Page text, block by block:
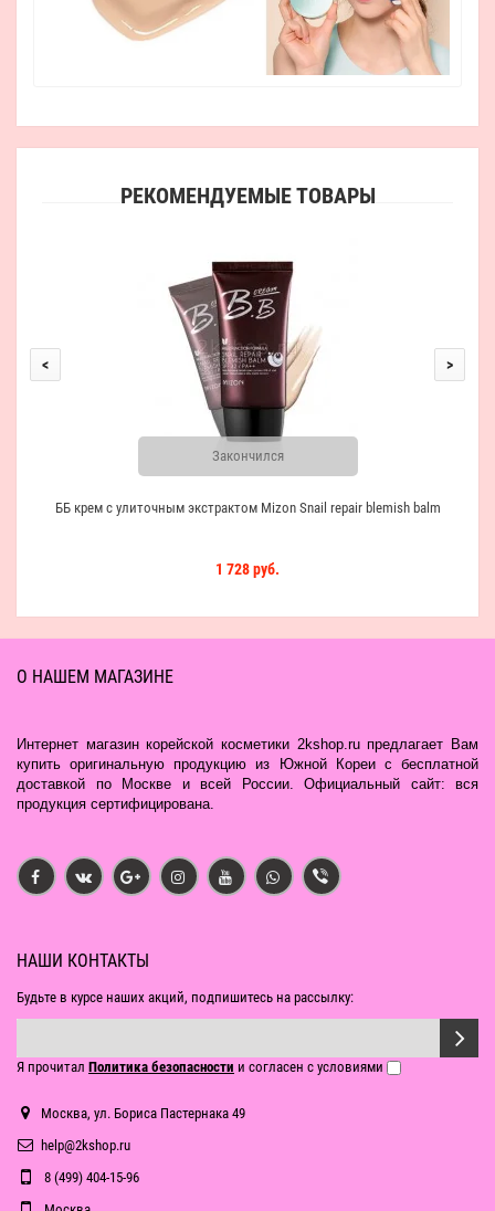
РЕКОМЕНДУЕМЫЕ ТОВАРЫ
Закончился
ББ крем с улиточным экстрактом Mizon Snail repair blemish balm
1 728 руб.
< >
О НАШЕМ МАГАЗИНЕ
Интернет магазин корейской косметики 2kshop.ru предлагает Вам
купить оригинальную продукцию из Южной Кореи с бесплатной
доставкой по Москве и всей России. Официальный сайт: вся
продукция сертифицирована.
НАШИ КОНТАКТЫ
Будьте в курсе наших акций, подпишитесь на рассылку:
Я прочитал Политика безопасности и согласен с условиями
Москва, ул. Бориса Пастернака 49
help@2kshop.ru
8 (499) 404-15-96